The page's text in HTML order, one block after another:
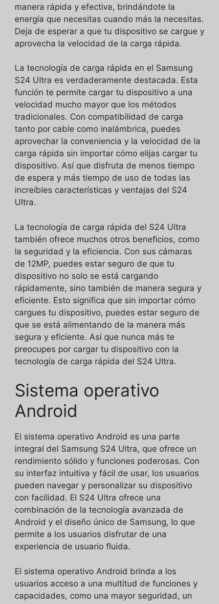
manera rápida y efectiva, brindándote la
energía que necesitas cuando más la necesitas.
Deja de esperar a que tu dispositivo se cargue y
aprovecha la velocidad de la carga rápida.
La tecnología de carga rápida en el Samsung
S24 Ultra es verdaderamente destacada. Esta
función te permite cargar tu dispositivo a una
velocidad mucho mayor que los métodos
tradicionales. Con compatibilidad de carga
tanto por cable como inalámbrica, puedes
aprovechar la conveniencia y la velocidad de la
carga rápida sin importar cómo elijas cargar tu
dispositivo. Así que disfruta de menos tiempo
de espera y más tiempo de uso de todas las
increíbles características y ventajas del S24
Ultra.
La tecnología de carga rápida del S24 Ultra
también ofrece muchos otros beneficios, como
la seguridad y la eficiencia. Con sus cámaras
de 12MP, puedes estar seguro de que tu
dispositivo no solo se está cargando
rápidamente, sino también de manera segura y
eficiente. Esto significa que sin importar cómo
cargues tu dispositivo, puedes estar seguro de
que se está alimentando de la manera más
segura y eficiente. Así que nunca más te
preocupes por cargar tu dispositivo con la
tecnología de carga rápida del S24 Ultra.
Sistema operativo
Android
El sistema operativo Android es una parte
integral del Samsung S24 Ultra, que ofrece un
rendimiento sólido y funciones poderosas. Con
su interfaz intuitiva y fácil de usar, los usuarios
pueden navegar y personalizar su dispositivo
con facilidad. El S24 Ultra ofrece una
combinación de la tecnología avanzada de
Android y el diseño único de Samsung, lo que
permite a los usuarios disfrutar de una
experiencia de usuario fluida.
El sistema operativo Android brinda a los
usuarios acceso a una multitud de funciones y
capacidades, como una mayor seguridad, un